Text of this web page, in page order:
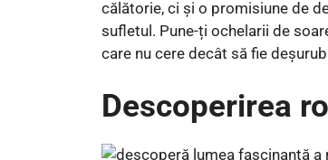
călătorie, ci și o promisiune de
sufletul. Pune-ți ochelarii de
care nu cere decât să fie
Descoperirea